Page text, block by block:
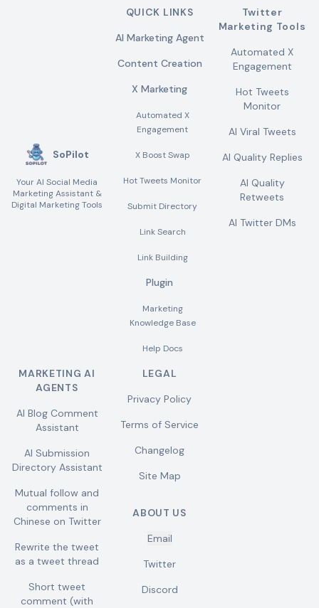
SoPilot
Your AI Social Media
Marketing Assistant &
Digital Marketing Tools
QUICK LINKS
AI Marketing Agent
Content Creation
X Marketing
Automated X
Engagement
X Boost Swap
Hot Tweets Monitor
Submit Directory
Link Search
Link Building
Plugin
Marketing
Knowledge Base
Help Docs
Twitter
Marketing Tools
Automated X
Engagement
Hot Tweets
Monitor
AI Viral Tweets
AI Quality Replies
AI Quality
Retweets
AI Twitter DMs
MARKETING AI
AGENTS
AI Blog Comment
Assistant
AI Submission
Directory Assistant
Mutual follow and
comments in
Chinese on Twitter
Rewrite the tweet
as a tweet thread
Short tweet
comment (with
LEGAL
Privacy Policy
Terms of Service
Changelog
Site Map
ABOUT US
Email
Twitter
Discord